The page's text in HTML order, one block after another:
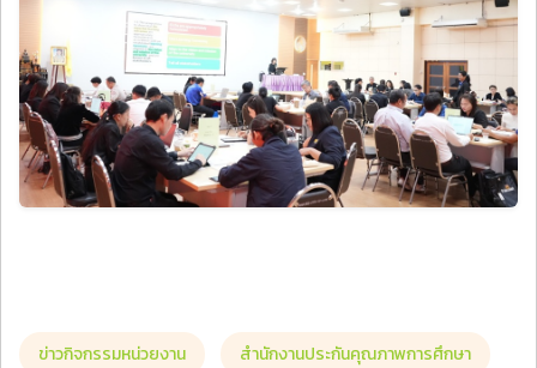
ข่าวกิจกรรมหน่วยงาน สำนักงานประกันคุณภาพการศึกษา